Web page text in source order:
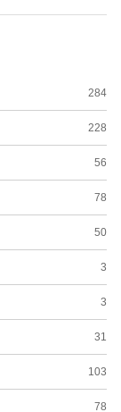
284
228
56
78
50
3
3
31
103
78